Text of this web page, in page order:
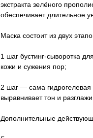
экстракта зелёного
обеспечивает длительное
Маска состоит из двух
1 шаг бустинг-сыворотка
кожи и сужения пор;
2 шаг — сама гидрогелевая
выравнивает тон и
Дополнительные